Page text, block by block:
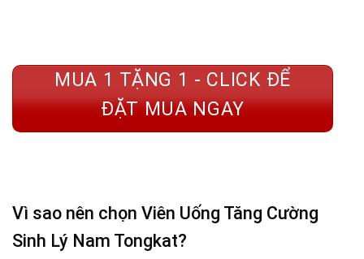
MUA 1 TẶNG 1 - CLICK ĐỂ
ĐẶT MUA NGAY
Vì sao nên chọn Viên Uống Tăng Cường
Sinh Lý Nam Tongkat?